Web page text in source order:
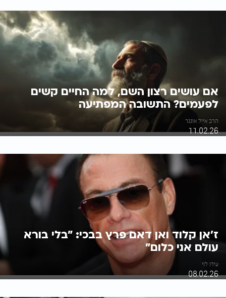
אם עושים רצון השם, למה החיים קשים
לפעמים? התשובה המפתיעה
הרב אייל אונגר
11.02.26
ז’אן קלוד ואן דאם פרץ בבכי: "בלי בורא
עולם אני כלום"
עידו לוי
08.02.26